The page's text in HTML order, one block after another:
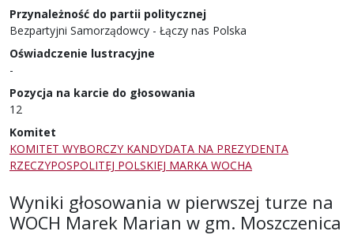
Przynależność do partii politycznej
Bezpartyjni Samorządowcy - Łączy nas Polska
Oświadczenie lustracyjne
-
Pozycja na karcie do głosowania
12
Komitet
KOMITET WYBORCZY KANDYDATA NA PREZYDENTA
RZECZYPOSPOLITEJ POLSKIEJ MARKA WOCHA
Wyniki głosowania w pierwszej turze na
WOCH Marek Marian w gm. Moszczenica